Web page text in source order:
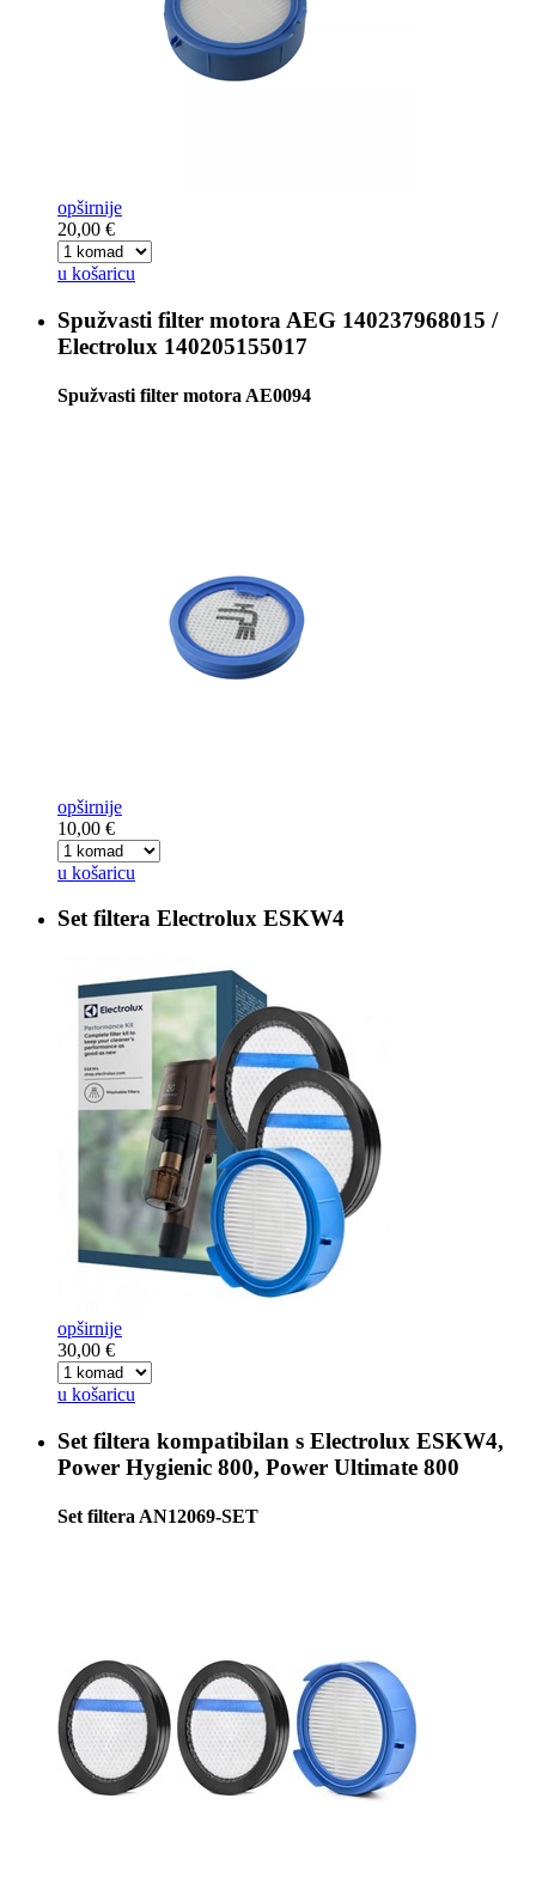
opširnije
20,00 €
u košaricu
Spužvasti filter motora AEG 140237968015 /
Electrolux 140205155017
Spužvasti filter motora AE0094
opširnije
10,00 €
u košaricu
Set filtera Electrolux ESKW4
opširnije
30,00 €
u košaricu
Set filtera kompatibilan s Electrolux ESKW4,
Power Hygienic 800, Power Ultimate 800
Set filtera AN12069-SET